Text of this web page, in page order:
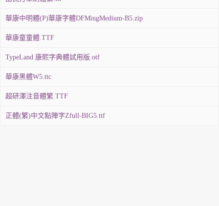
華康中明體(P)華康字體DFMingMedium-B5.zip
華康童童體.TTF
TypeLand 康熙字典體試用版.otf
華康黑體W5.ttc
超研澤注音體繁.TTF
正體(繁)中文點陣字Zfull-BIG5.ttf